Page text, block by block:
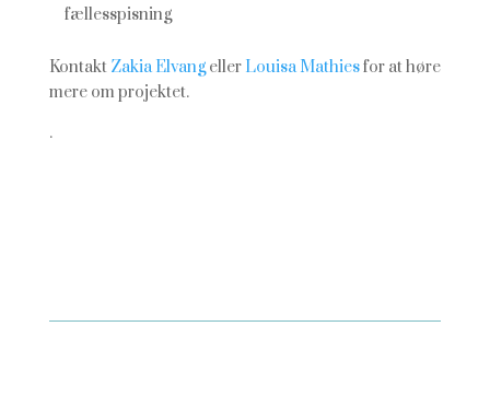
fællesspisning
KontaktZakia Elvangeller Louisa Mathiesfor at høre
mere om projektet.
.